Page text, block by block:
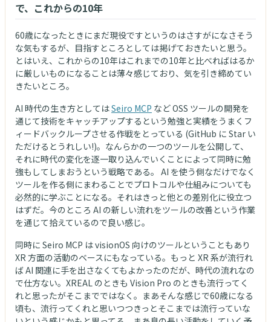
で、これからの10年
60歳になったときにまだ現役ですというのはさすがになさそう
な気もするが、目指すところとしては掲げておきたいと思う。
とはいえ、これからの10年はこれまでの10年と比べればはるか
に厳しいものになることは薄々感じており、気を引き締めてい
きたいところ。
AI 時代の生き方としてはSeiro MCP など OSS ツールの開発を
通じて技術をキャッチアップするという勉強と実績をうまくフ
ィードバックループさせる作戦をとっている (GitHub に Star い
ただけるとうれしい!)。なんらかの一つのツールを公開して、
それに時代の変化を逐一取り込んでいくことによって同時に勉
強もしてしまおうという戦略である。 AI を使う側なだけでなく
ツールを作る側にまわることでプロトコルや仕組みについても
必然的に学ぶことになる。それはきっと他との差別化に役立つ
はずだ。今のところ AI の新しい流れをツールの改善という作業
を通じて拾えているので良い感じ。
同時に Seiro MCP は visionOS 向けのツールということもあり
XR 方面の活動のベースにもなっている。もっと XR 系が流行れ
ば AI 関連に手を出さなくてもよかったのだが、時代の流れなの
で仕方ない。XREAL のときも Vision Pro のときも流行ってく
れと思ったがそこまでではなく。まあそんな感じで60歳になる
頃も、流行ってくれと思いつつきっとそこまでは流行っていな